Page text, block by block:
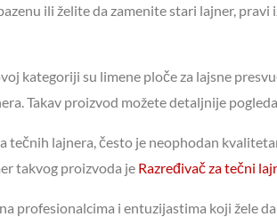
ili želite da zamenite stari lajner,
kategoriji su limene ploče za lajsne
Takav proizvod možete detaljnije
tečnih lajnera, često je neophodan
takvog proizvoda je Razređivač za tečni
profesionalcima i entuzijastima koji žele